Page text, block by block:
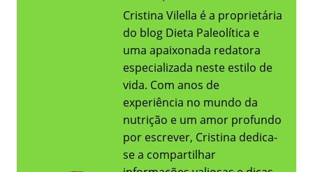
Cristina Vilella é a proprietária
do blog Dieta Paleolítica e
uma apaixonada redatora
especializada neste estilo de
vida. Com anos de
experiência no mundo da
nutrição e um amor profundo
por escrever, Cristina dedica-
se a compartilhar